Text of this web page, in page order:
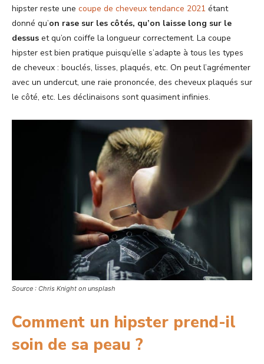
hipster reste une coupe de cheveux tendance 2021 étant
donné qu’on rase sur les côtés, qu’on laisse long sur le
dessus et qu’on coiffe la longueur correctement. La coupe
hipster est bien pratique puisqu’elle s’adapte à tous les types
de cheveux : bouclés, lisses, plaqués, etc. On peut l’agrémenter
avec un undercut, une raie prononcée, des cheveux plaqués sur
le côté, etc. Les déclinaisons sont quasiment infinies.
Source : Chris Knight on unsplash
Comment un hipster prend-il
soin de sa peau ?